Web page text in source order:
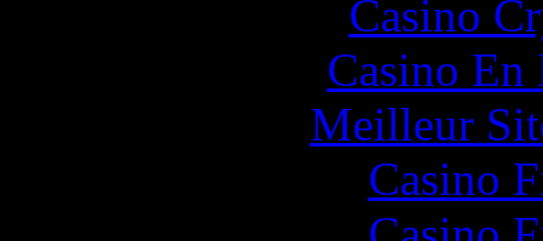
Casino
Casino
Meilleur
Casino